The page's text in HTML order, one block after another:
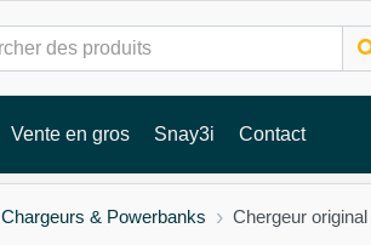
Vente en gros Snay3i Contact
Chargeurs & Powerbanks Chergeur